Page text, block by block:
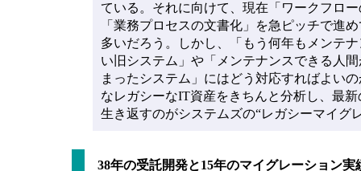
ている。それに向けて、現在「ワークフロ
「業務プロセスの文書化」を急ピッチで進
多いだろう。しかし、「もう何年もメンテ
い旧システム」や「メンテナンスできる人
まったシステム」にはどう対応すればよい
なレガシーなIT資産をきちんと分析し、最
生き返すのがシステムズの“レガシーマイグ
38年の受託開発と15年のマイグレーション実